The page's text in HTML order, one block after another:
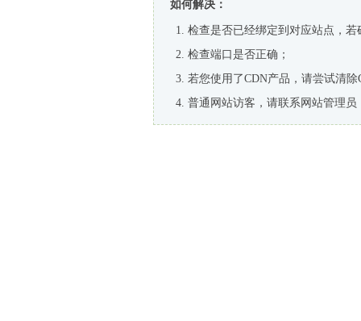
如何解决：
检查是否已经绑定到对应站点，
检查端口是否正确；
若您使用了CDN产品，请尝试清除
普通网站访客，请联系网站管理员